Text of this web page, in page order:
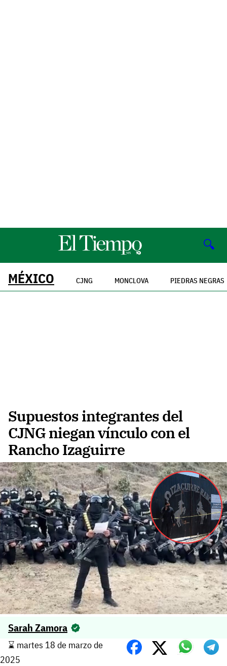
🔍
MÉXICO CJNG MONCLOVA PIEDRAS NEGRAS
Supuestos integrantes del
CJNG niegan vínculo con el
Rancho Izaguirre
Sarah Zamora
⌛️ martes 18 de marzo de
2025